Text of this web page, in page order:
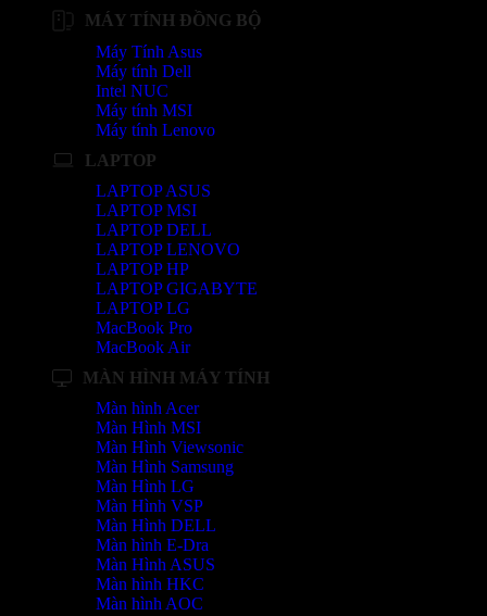
MÁY TÍNH ĐỒNG BỘ
Máy Tính Asus
Máy tính Dell
Intel NUC
Máy tính MSI
Máy tính Lenovo
LAPTOP
LAPTOP ASUS
LAPTOP MSI
LAPTOP DELL
LAPTOP LENOVO
LAPTOP HP
LAPTOP GIGABYTE
LAPTOP LG
MacBook Pro
MacBook Air
MÀN HÌNH MÁY TÍNH
Màn hình Acer
Màn Hình MSI
Màn Hình Viewsonic
Màn Hình Samsung
Màn Hình LG
Màn Hình VSP
Màn Hình DELL
Màn hình E-Dra
Màn Hình ASUS
Màn hình HKC
Màn hình AOC